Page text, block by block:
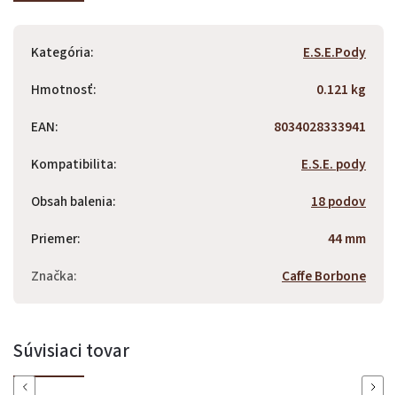
Kategória:
E.S.E.Pody
Hmotnosť:
0.121 kg
EAN:
8034028333941
Kompatibilita:
E.S.E. pody
Obsah balenia:
18 podov
Priemer:
44 mm
Značka: Caffe Borbone
Súvisiaci tovar
Previous Next